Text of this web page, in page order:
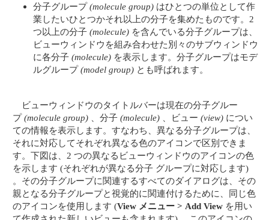
分子グループ(molecule group) はひとつの単位として作
業したいひとつかそれ以上の分子を集めたものです。2
つ以上の分子 (molecule) を含んでいる分子グループは、
ビューウィンドウを組み合わせた別々のサブウィンドウ
に各分子 (molecule) を表示します。分子グループはモデ
ルグループ(model group) とも呼ばれます。
ビューウィンドウのタイトルバーは現在の分子グルー
プ(molecule group) 、分子 (molecule) 、ビュー (view) につい
ての情報を表示します。すなわち、異なる分子グループは、
それに対応してそれぞれ異なる色のアイコンで区別できま
す。下図は、2 つの異なるビューウィンドウのアイコンの色
を示します (それぞれが異なる分子 グループに対応します)
。その分子グループに関連するすべてのダイアログは、その
親となる分子グループと視覚的に関連付けるために、同じ色
のアイコンを使用します (View メニュー > Add View を用い